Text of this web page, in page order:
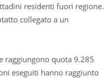
residenti fuori regione.
collegato a un
raggiungono quota 9.285
eseguiti hanno raggiunto